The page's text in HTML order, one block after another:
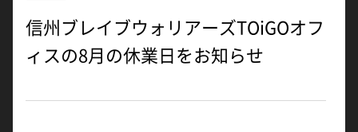
信州ブレイブウォリアーズTOiGOオフ
ィスの8月の休業日をお知らせ